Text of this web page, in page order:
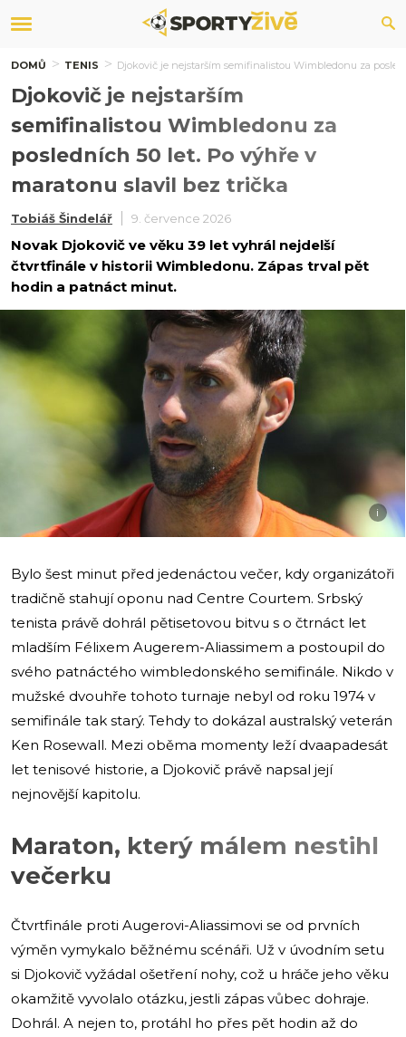
DOMŮ TENIS Djokovič je nejstarším semifinalistou Wimbledonu za
Djokovič je nejstarším
semifinalistou Wimbledonu za
posledních 50 let. Po výhře v
maratonu slavil bez trička
Tobiáš Šindelář 9. července 2026
Novak Djokovič ve věku 39 let vyhrál nejdelší
čtvrtfinále v historii Wimbledonu. Zápas trval pět
hodin a patnáct minut.
i
Bylo šest minut před jedenáctou večer, kdy organizátoři
tradičně stahují oponu nad Centre Courtem. Srbský
tenista právě dohrál pětisetovou bitvu s o čtrnáct let
mladším Félixem Augerem-Aliassimem a postoupil do
svého patnáctého wimbledonského semifinále. Nikdo v
mužské dvouhře tohoto turnaje nebyl od roku 1974 v
semifinále tak starý. Tehdy to dokázal australský veterán
Ken Rosewall. Mezi oběma momenty leží dvaapadesát
let tenisové historie, a Djokovič právě napsal její
nejnovější kapitolu.
Maraton, který málem nestihl
večerku
Čtvrtfinále proti Augerovi-Aliassimovi se od prvních
výměn vymykalo běžnému scénáři. Už v úvodním setu
si Djokovič vyžádal ošetření nohy, což u hráče jeho věku
okamžitě vyvolalo otázku, jestli zápas vůbec dohraje.
Dohrál. A nejen to, protáhl ho přes pět hodin až do